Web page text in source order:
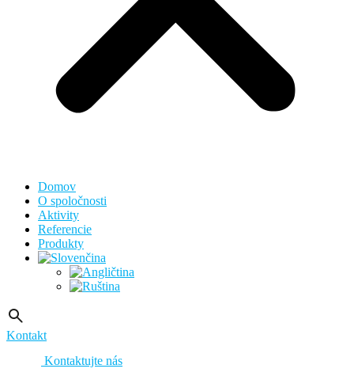
Domov
O spoločnosti
Aktivity
Referencie
Produkty
Kontakt
Kontaktujte nás